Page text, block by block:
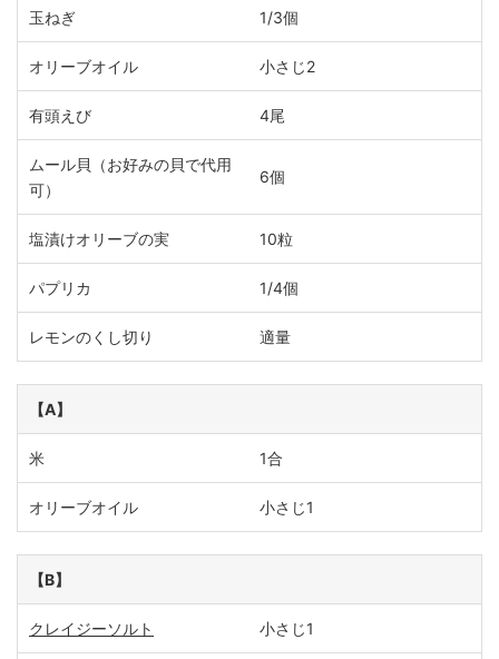
玉ねぎ 1/3個
オリーブオイル 小さじ2
有頭えび 4尾
ムール貝（お好みの貝で代用
可）
6個
塩漬けオリーブの実 10粒
パプリカ 1/4個
レモンのくし切り 適量
【A】
米 1合
オリーブオイル 小さじ1
【B】
クレイジーソルト 小さじ1